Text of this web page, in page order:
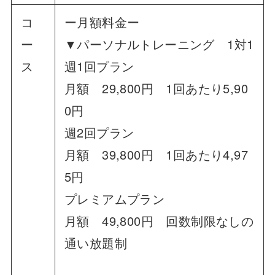
コ
ー
ス
ー月額料金ー
▼パーソナルトレーニング 1対1
週1回プラン
月額 29,800円 1回あたり5,90
0円
週2回プラン
月額 39,800円 1回あたり4,97
5円
プレミアムプラン
月額 49,800円 回数制限なしの
通い放題制